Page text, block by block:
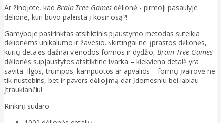
Ar žinojote, kad Brain Tree Games dėlionė - pirmoji pasaulyje
dėlionė, kuri buvo paleista į kosmosą?!
Gamyboje pasirinktas atsitiktinis pjaustymo metodas suteikia
dėlionėms unikalumo ir žavesio. Skirtingai nei įprastos dėlionės,
kurių detalės dažnai vienodos formos ir dydžio, Brain Tree Games
dėlionės supjaustytos atsitiktine tvarka – kiekviena detalė yra
savita. Ilgos, trumpos, kampuotos ar apvalios – formų įvairovė ne
tik nustebins, bet ir pavers dėliojimą dar įdomesniu bei labiau
įtraukiančiu!
Rinkinį sudaro: